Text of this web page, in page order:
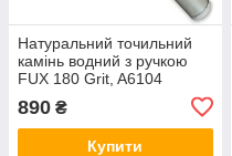
Натуральний точильний
камінь водний з ручкою
FUX 180 Grit, A6104
890 ₴
Купити